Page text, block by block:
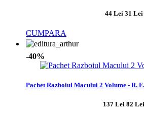
44 Lei 31 Lei
CUMPARA
-40%
Pachet Razboiul Macului 2 Volume - R.
137 Lei 82 Lei